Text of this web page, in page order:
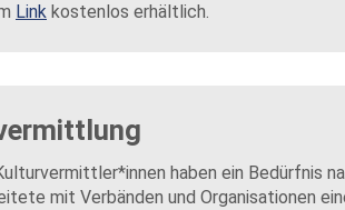
Link kostenlos erhältlich.
haben ein Bedürfnis
mit Verbänden und Organisationen